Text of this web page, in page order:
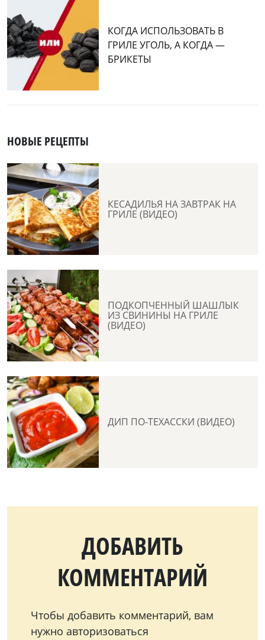
КОГДА ИСПОЛЬЗОВАТЬ В
ГРИЛЕ УГОЛЬ, А КОГДА —
БРИКЕТЫ
НОВЫЕ РЕЦЕПТЫ
КЕСАДИЛЬЯ НА ЗАВТРАК НА
ГРИЛЕ (ВИДЕО)
ПОДКОПЧЕННЫЙ ШАШЛЫК
ИЗ СВИНИНЫ НА ГРИЛЕ
(ВИДЕО)
ДИП ПО-ТЕХАССКИ (ВИДЕО)
ДОБАВИТЬ
КОММЕНТАРИЙ
Чтобы добавить комментарий, вам
нужно авторизоваться